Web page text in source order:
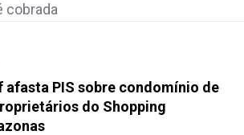
cobrada
afasta PIS sobre condomínio de
do Shopping